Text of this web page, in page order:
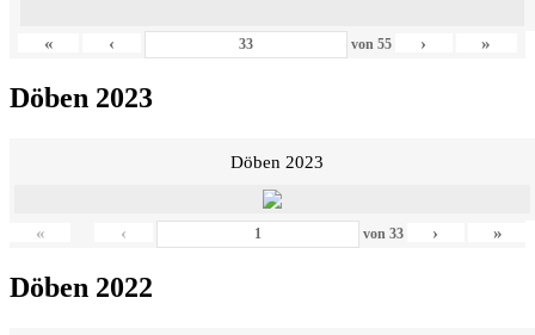
« ‹ von 55 › »
Döben 2023
Döben 2023
« ‹ von 33 › »
Döben 2022